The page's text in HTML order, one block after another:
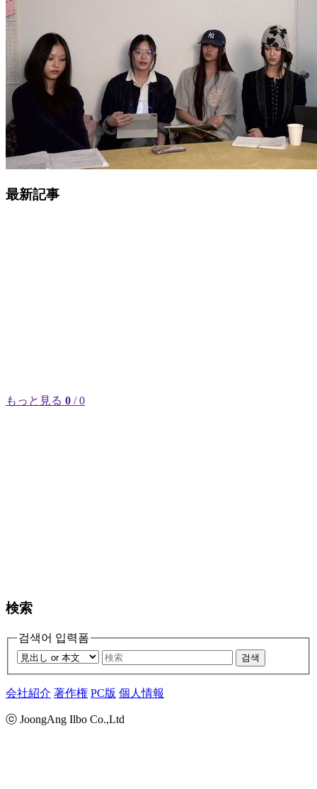
最新記事
もっと見る 0 / 0
検索
검색어 입력폼
검색
会社紹介 著作権 PC版 個人情報
ⓒ JoongAng Ilbo Co.,Ltd